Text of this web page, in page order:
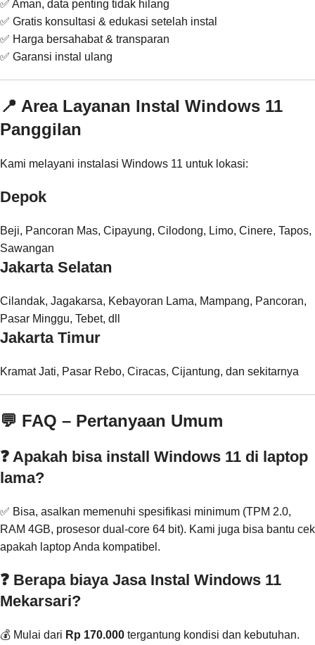
✅ Aman, data penting tidak hilang
✅ Gratis konsultasi & edukasi setelah instal
✅ Harga bersahabat & transparan
✅ Garansi instal ulang
📍 Area Layanan Instal Windows 11
Panggilan
Kami melayani instalasi Windows 11 untuk lokasi:
Depok
Beji, Pancoran Mas, Cipayung, Cilodong, Limo, Cinere, Tapos,
Sawangan
Jakarta Selatan
Cilandak, Jagakarsa, Kebayoran Lama, Mampang, Pancoran,
Pasar Minggu, Tebet, dll
Jakarta Timur
Kramat Jati, Pasar Rebo, Ciracas, Cijantung, dan sekitarnya
💬 FAQ – Pertanyaan Umum
❓ Apakah bisa install Windows 11 di laptop
lama?
✅ Bisa, asalkan memenuhi spesifikasi minimum (TPM 2.0,
RAM 4GB, prosesor dual-core 64 bit). Kami juga bisa bantu cek
apakah laptop Anda kompatibel.
❓ Berapa biaya Jasa Instal Windows 11
Mekarsari?
💰 Mulai dari Rp 170.000 tergantung kondisi dan kebutuhan.